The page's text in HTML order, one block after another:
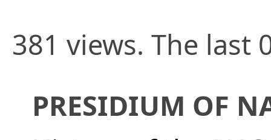
381 views. The last
PRESIDIUM OF